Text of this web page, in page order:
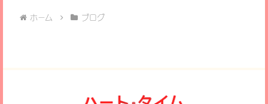
ホーム ブログ